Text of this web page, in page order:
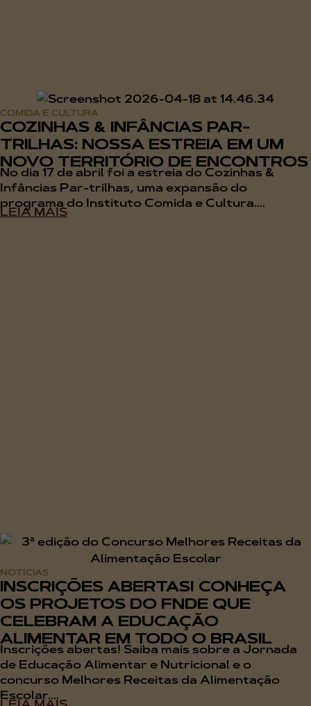
COMIDA E CULTURA
COZINHAS & INFÂNCIAS PAR-
TRILHAS: NOSSA ESTREIA EM UM
NOVO TERRITÓRIO DE ENCONTROS
No dia 17 de abril foi a estreia do Cozinhas &
Infâncias Par-trilhas, uma expansão do
programa do Instituto Comida e Cultura....
LEIA MAIS
NOTÍCIAS
INSCRIÇÕES ABERTAS! CONHEÇA
OS PROJETOS DO FNDE QUE
CELEBRAM A EDUCAÇÃO
ALIMENTAR EM TODO O BRASIL
Inscrições abertas! Saiba mais sobre a Jornada
de Educação Alimentar e Nutricional e o
concurso Melhores Receitas da Alimentação
Escolar....